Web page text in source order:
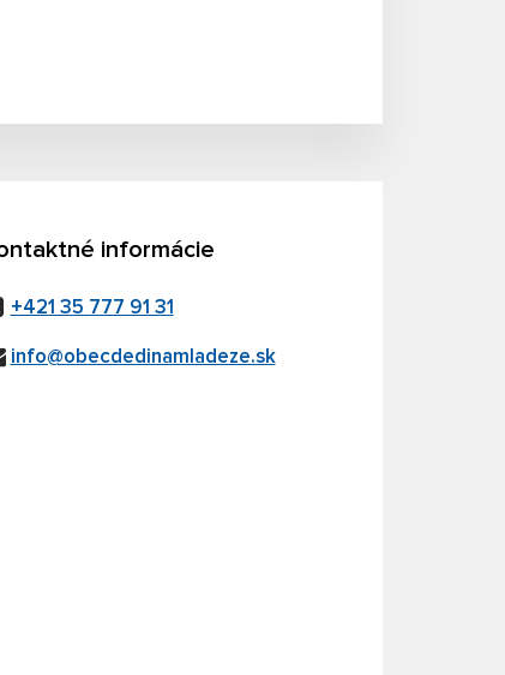
informácie
+421 35 777 91 31
info@obecdedinamladeze.sk